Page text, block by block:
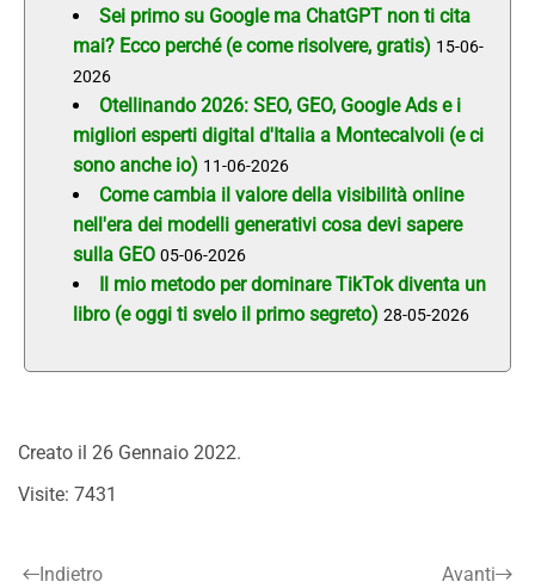
Sei primo su Google ma ChatGPT non ti cita
mai? Ecco perché (e come risolvere, gratis) 15-06-
2026
Otellinando 2026: SEO, GEO, Google Ads e i
migliori esperti digital d'Italia a Montecalvoli (e ci
sono anche io) 11-06-2026
Come cambia il valore della visibilità online
nell'era dei modelli generativi cosa devi sapere
sulla GEO 05-06-2026
Il mio metodo per dominare TikTok diventa un
libro (e oggi ti svelo il primo segreto) 28-05-2026
Creato il 26 Gennaio 2022.
Visite: 7431
Indietro Avanti